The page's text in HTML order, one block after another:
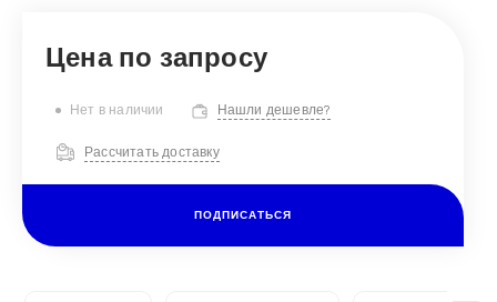
Нет в наличии Нашли дешевле?
Рассчитать доставку
ПОДПИСАТЬСЯ